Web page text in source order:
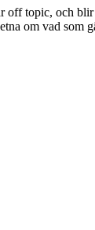
topic, och
om vad som